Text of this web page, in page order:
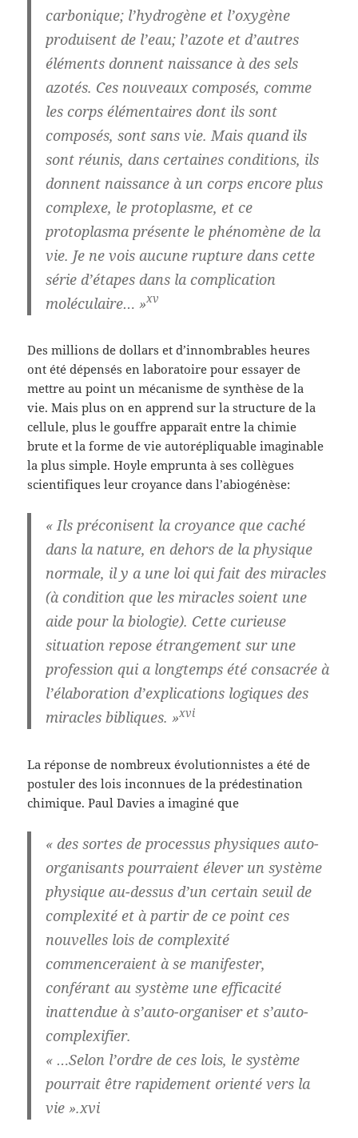
carbonique; l’hydrogène et l’oxygène
produisent de l’eau; l’azote et d’autres
éléments donnent naissance à des sels
azotés. Ces nouveaux composés, comme
les corps élémentaires dont ils sont
composés, sont sans vie. Mais quand ils
sont réunis, dans certaines conditions, ils
donnent naissance à un corps encore plus
complexe, le protoplasme, et ce
protoplasma présente le phénomène de la
vie. Je ne vois aucune rupture dans cette
série d’étapes dans la complication
moléculaire… »xv
Des millions de dollars et d’innombrables heures
ont été dépensés en laboratoire pour essayer de
mettre au point un mécanisme de synthèse de la
vie. Mais plus on en apprend sur la structure de la
cellule, plus le gouffre apparaît entre la chimie
brute et la forme de vie autorépliquable imaginable
la plus simple. Hoyle emprunta à ses collègues
scientifiques leur croyance dans l’abiogénèse:
« Ils préconisent la croyance que caché
dans la nature, en dehors de la physique
normale, il y a une loi qui fait des miracles
(à condition que les miracles soient une
aide pour la biologie). Cette curieuse
situation repose étrangement sur une
profession qui a longtemps été consacrée à
l’élaboration d’explications logiques des
miracles bibliques. »xvi
La réponse de nombreux évolutionnistes a été de
postuler des lois inconnues de la prédestination
chimique. Paul Davies a imaginé que
« des sortes de processus physiques auto-
organisants pourraient élever un système
physique au-dessus d’un certain seuil de
complexité et à partir de ce point ces
nouvelles lois de complexité
commenceraient à se manifester,
conférant au système une efficacité
inattendue à s’auto-organiser et s’auto-
complexifier.
« …Selon l’ordre de ces lois, le système
pourrait être rapidement orienté vers la
vie ».xvi